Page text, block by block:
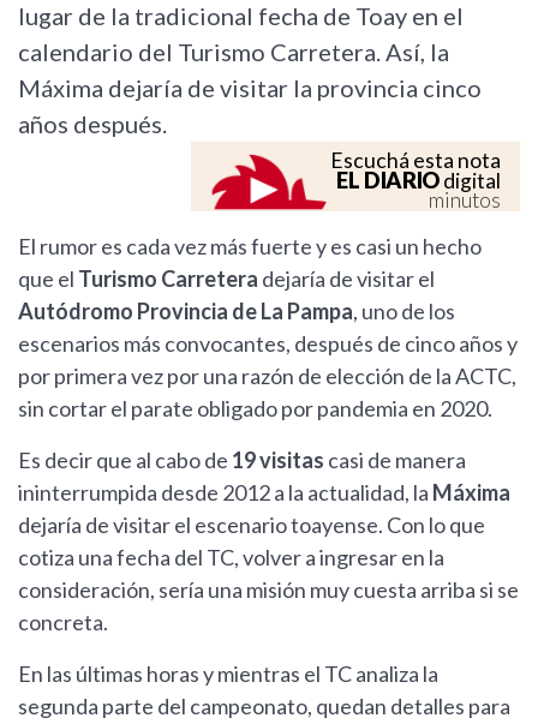
lugar de la tradicional fecha de Toay en el
calendario del Turismo Carretera. Así, la
Máxima dejaría de visitar la provincia cinco
años después.
Escuchá esta nota
EL DIARIOdigital
minutos
El rumor es cada vez más fuerte y es casi un hecho
que el Turismo Carretera dejaría de visitar el
Autódromo Provincia de La Pampa, uno de los
escenarios más convocantes, después de cinco años y
por primera vez por una razón de elección de la ACTC,
sin cortar el parate obligado por pandemia en 2020.
Es decir que al cabo de 19 visitas casi de manera
ininterrumpida desde 2012 a la actualidad, la Máxima
dejaría de visitar el escenario toayense. Con lo que
cotiza una fecha del TC, volver a ingresar en la
consideración, sería una misión muy cuesta arriba si se
concreta.
En las últimas horas y mientras el TC analiza la
segunda parte del campeonato, quedan detalles para